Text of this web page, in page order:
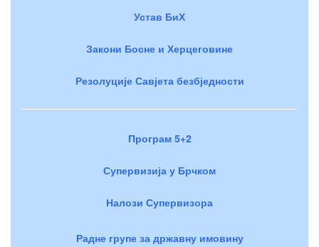
Устав БиХ
Закони Босне и Херцеговине
Резолуције Савјета безбједности
Програм 5+2
Супервизија у Брчком
Налози Супервизора
Радне групе за државну имовину